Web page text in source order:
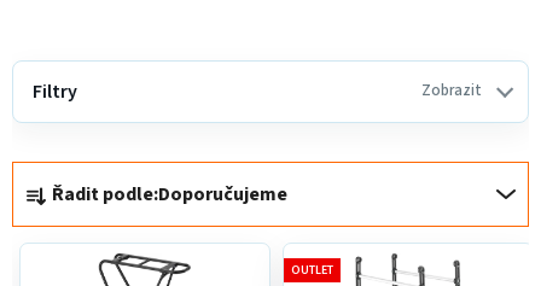
a
z
Řadit podle:Doporučujeme
Filtry Zobrazit
V
p
p
r
OUTLET